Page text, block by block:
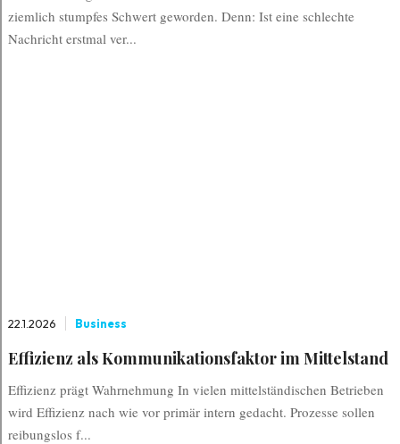
ziemlich stumpfes Schwert geworden. Denn: Ist eine schlechte
Nachricht erstmal ver...
22.1.2026 Business
Effizienz als Kommunikationsfaktor im Mittelstand
Effizienz prägt Wahrnehmung In vielen mittelständischen Betrieben
wird Effizienz nach wie vor primär intern gedacht. Prozesse sollen
reibungslos f...